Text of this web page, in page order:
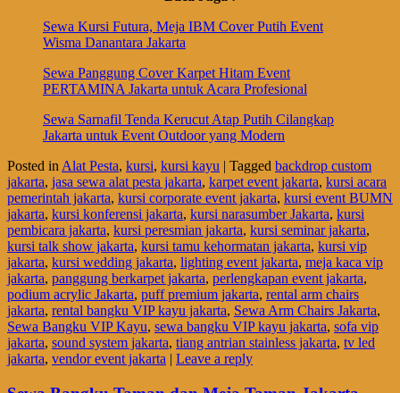
Sewa Kursi Futura, Meja IBM Cover Putih Event
Wisma Danantara Jakarta
Sewa Panggung Cover Karpet Hitam Event
PERTAMINA Jakarta untuk Acara Profesional
Sewa Sarnafil Tenda Kerucut Atap Putih Cilangkap
Jakarta untuk Event Outdoor yang Modern
Posted inAlat Pesta, kursi, kursi kayu | Tagged backdrop custom
jakarta, jasa sewa alat pesta jakarta, karpet event jakarta, kursi acara
pemerintah jakarta, kursi corporate event jakarta, kursi event BUMN
jakarta, kursi konferensi jakarta, kursi narasumber Jakarta, kursi
pembicara jakarta, kursi peresmian jakarta, kursi seminar jakarta,
kursi talk show jakarta, kursi tamu kehormatan jakarta, kursi vip
jakarta, kursi wedding jakarta, lighting event jakarta, meja kaca vip
jakarta, panggung berkarpet jakarta, perlengkapan event jakarta,
podium acrylic Jakarta, puff premium jakarta, rental arm chairs
jakarta, rental bangku VIP kayu jakarta, Sewa Arm Chairs Jakarta,
Sewa Bangku VIP Kayu, sewa bangku VIP kayu jakarta, sofa vip
jakarta, sound system jakarta, tiang antrian stainless jakarta, tv led
jakarta, vendor event jakarta | Leave a reply